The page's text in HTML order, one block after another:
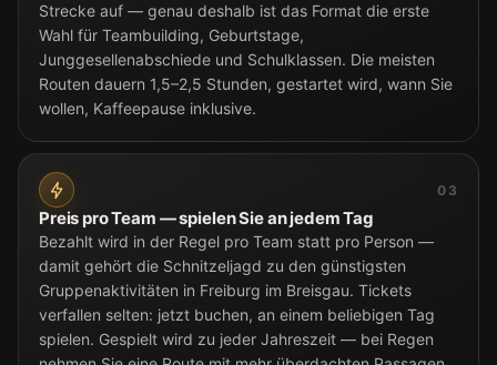
Strecke auf — genau deshalb ist das Format die erste
Wahl für Teambuilding, Geburtstage,
Junggesellenabschiede und Schulklassen. Die meisten
Routen dauern 1,5–2,5 Stunden, gestartet wird, wann Sie
wollen, Kaffeepause inklusive.
03
Preis pro Team — spielen Sie an jedem Tag
Bezahlt wird in der Regel pro Team statt pro Person —
damit gehört die Schnitzeljagd zu den günstigsten
Gruppenaktivitäten in Freiburg im Breisgau. Tickets
verfallen selten: jetzt buchen, an einem beliebigen Tag
spielen. Gespielt wird zu jeder Jahreszeit — bei Regen